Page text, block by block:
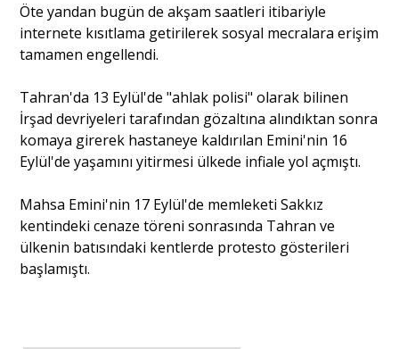
Öte yandan bugün de akşam saatleri itibariyle
internete kısıtlama getirilerek sosyal mecralara erişim
tamamen engellendi.
Tahran'da 13 Eylül'de "ahlak polisi" olarak bilinen
İrşad devriyeleri tarafından gözaltına alındıktan sonra
komaya girerek hastaneye kaldırılan Emini'nin 16
Eylül'de yaşamını yitirmesi ülkede infiale yol açmıştı.
Mahsa Emini'nin 17 Eylül'de memleketi Sakkız
kentindeki cenaze töreni sonrasında Tahran ve
ülkenin batısındaki kentlerde protesto gösterileri
başlamıştı.